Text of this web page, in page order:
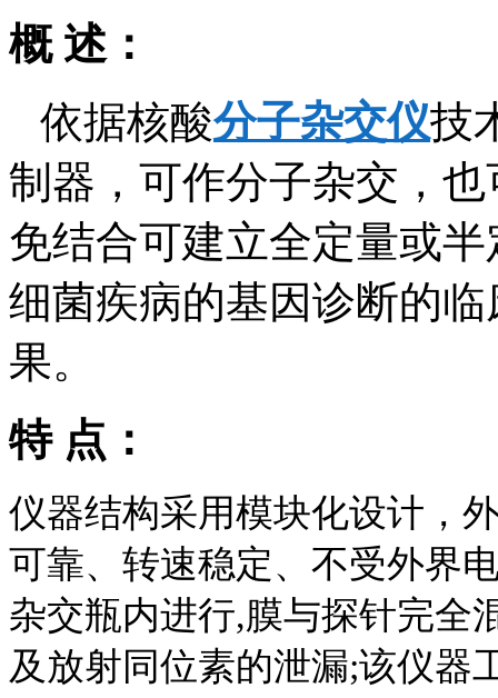
概 述：
依据核酸分子杂交仪技
制器，可作分子杂交，
免结合可建立全定量或
细菌疾病的基因诊断的
果。
特 点：
仪器结构采用模块化设计，
可靠、转速稳定、不受外界
杂交瓶内进行,膜与探针完全
及放射同位素的泄漏;该仪器